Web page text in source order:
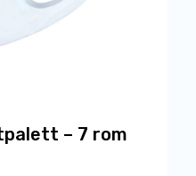
– 7 rom